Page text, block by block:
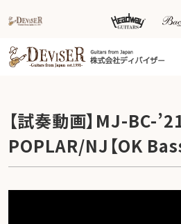
【試奏動画】MJ-BC-
POPLAR/NJ【OK Bass